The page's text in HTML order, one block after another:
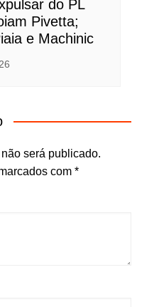
do PL
Pivetta;
e Machinic
será publicado.
com *